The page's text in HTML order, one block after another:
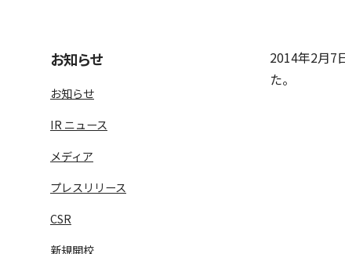
語学学習や留学
DXビジョン・DX戦略
情報セキュリティ方
デジタルガバナンス
お知らせ
お知らせ
IR ニュース
メディア
プレスリリース
CSR
新規開校
2014年2月7
た。